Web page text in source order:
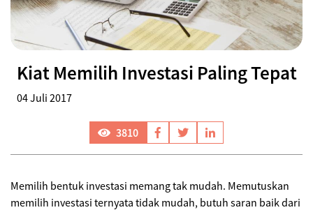
Kiat Memilih Investasi Paling Tepat
04 Juli 2017
3810
Memilih bentuk investasi memang tak mudah. Memutuskan
memilih investasi ternyata tidak mudah, butuh saran baik dari